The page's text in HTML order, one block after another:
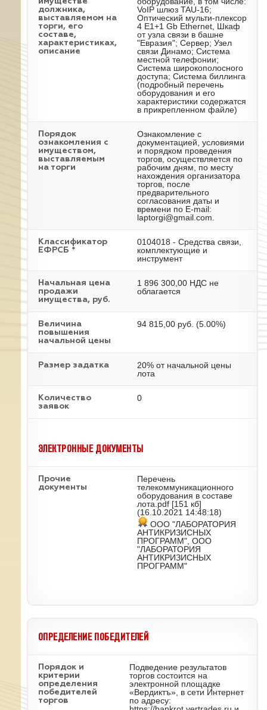
должника,
выставляемом на
торги, его
составе,
характеристиках,
описание
VoIP шлюз TAU-16;
Оптический мульти-плексор
4 Е1+1 Gb Ethernet, Шкаф
от узла связи в башне
"Евразия"; Сервер; Узел
связи Динамо; Система
местной телефонии;
Система широкополосного
доступа; Система биллинга
(подробный перечень
оборудования и его
характеристики содержатся
в прикрепленном файле)
Порядок
ознакомления с
имуществом,
выставляемым
на торги
Ознакомление с
документацией, условиями
и порядком проведения
торгов, осуществляется по
рабочим дням, по месту
нахождения организатора
торгов, после
предварительного
согласования даты и
времени по E-mail:
laptorgi@gmail.com.
Классификатор
ЕФРСБ *
0104018 - Средства связи,
комплектующие и
инструмент
Начальная цена
продажи
имущества, руб.
1 896 300,00 НДС не
облагается
Величина
повышения
начальной цены
94 815,00 руб. (5.00%)
Размер задатка
20% от начальной цены
лота
Количество
заявок
0
ЭЛЕКТРОННЫЕ ДОКУМЕНТЫ
Прочие
документы
Перечень
телекоммуникационного
оборудования в составе
лота.pdf [151 кб]
(16.10.2021 14:48:18)
ООО "ЛАБОРАТОРИЯ
АНТИКРИЗИСНЫХ
ПРОГРАММ", ООО
"ЛАБОРАТОРИЯ
АНТИКРИЗИСНЫХ
ПРОГРАММ"
ОПРЕДЕЛЕНИЕ ПОБЕДИТЕЛЕЙ
Порядок и
критерии
определения
победителей
торгов
Подведение результатов
торгов состоится на
электронной площадке
«Вердиктъ», в сети Интернет
по адресу: